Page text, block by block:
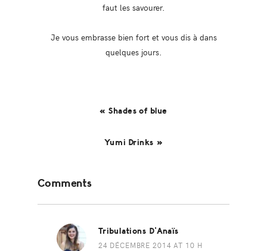
faut les savourer.
Je vous embrasse bien fort et vous dis à dans
quelques jours.
« Shades of blue
Yumi Drinks »
Interactions
Comments
Tribulations D'Anaïs
24 DÉCEMBRE 2014 AT 10 H